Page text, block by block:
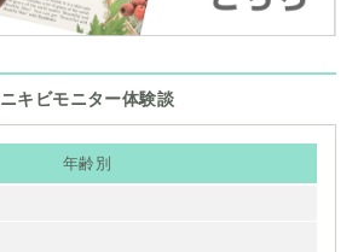
ニキビモニター体験談
年齢別